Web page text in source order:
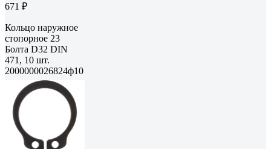
671 ₽
Кольцо наружное
стопорное 23
Болта D32 DIN
471, 10 шт.
2000000026824ф10